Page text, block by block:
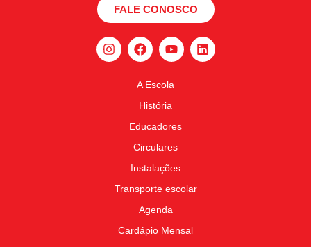
FALE CONOSCO
A Escola
História
Educadores
Circulares
Instalações
Transporte escolar
Agenda
Cardápio Mensal